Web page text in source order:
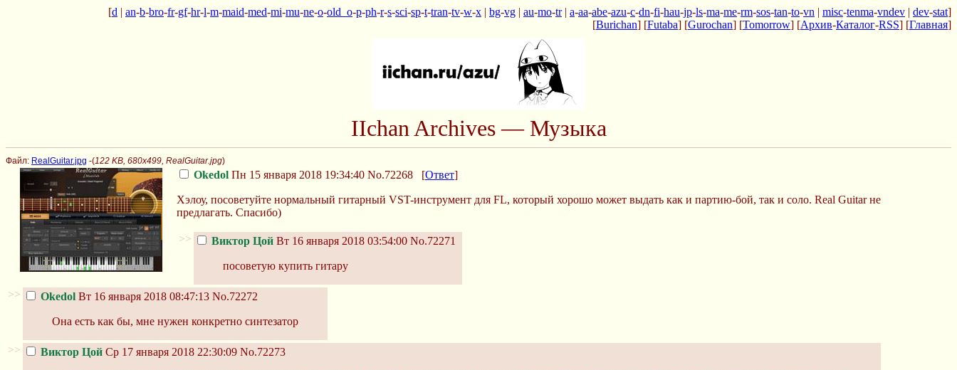
[d | an-b-bro-fr-gf-hr-l-m-maid-med-mi-mu-ne-o-old_o-p-ph-r-s-sci-sp-t-tran-tv-w-x | bg-vg | au-mo-tr| a-aa-abe-azu-c-dn-fi-hau-jp-ls-ma-me-rm-sos-tan-to-vn | misc-tenma-vndev | dev-stat]
[Burichan] [Futaba] [Gurochan] [Tomorrow] [Архив-Каталог-RSS] [Главная]
IIchan Archives — Музыка
Файл: RealGuitar.jpg -(122 KB, 680x499, RealGuitar.jpg)
Okedol Пн 15 января 2018 19:34:40 No.72268 [Ответ]
Хэлоу, посоветуйте нормальный гитарный VST-инструмент для FL, который хорошо может выдать как и партию-бой, так и соло. Real Guitar не
предлагать. Спасибо)
>> Виктор Цой Вт 16 января 2018 03:54:00 No.72271
посоветую купить гитару
>> Okedol Вт 16 января 2018 08:47:13 No.72272
Она есть как бы, мне нужен конкретно синтезатор
>> Виктор Цой Ср 17 января 2018 22:30:09 No.72273